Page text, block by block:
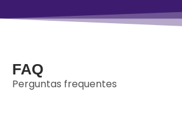
FAQ
Perguntas frequentes